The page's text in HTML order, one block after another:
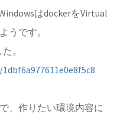
はdockerをVirtual
うです。
。
、作りたい環境内容に